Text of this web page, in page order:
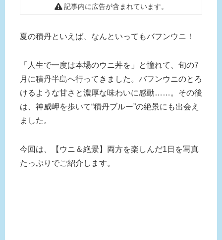
記事内に広告が含まれています。
夏の積丹といえば、なんといってもバフンウニ！
「人生で一度は本場のウニ丼を」と憧れて、旬の7
月に積丹半島へ行ってきました。バフンウニのとろ
けるような甘さと濃厚な味わいに感動……。その後
は、神威岬を歩いて“積丹ブルー”の絶景にも出会え
ました。
今回は、【ウニ＆絶景】両方を楽しんだ1日を写真
たっぷりでご紹介します。